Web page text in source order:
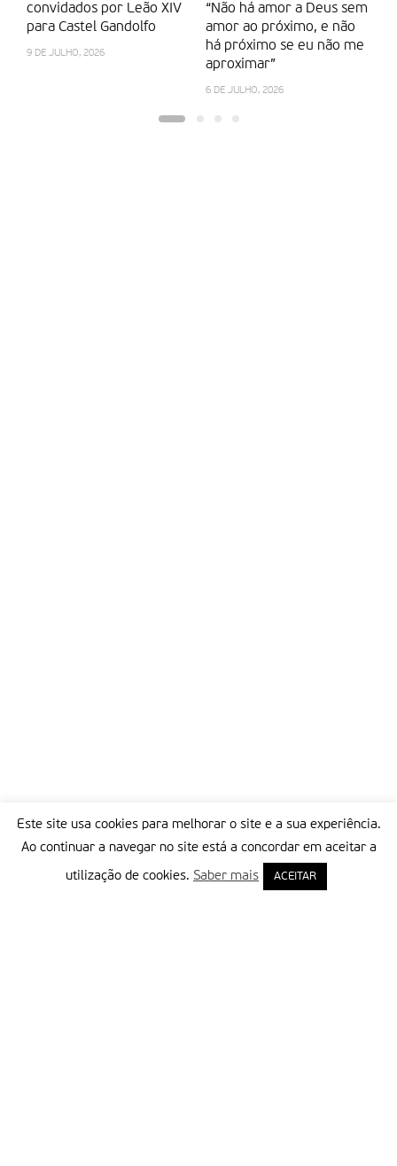
Partilhar isto:
convidados por Leão XIV
para Castel Gandolfo
9 DE JULHO, 2026
“Não há amor a Deus sem
amor ao próximo, e não
há próximo se eu não me
aproximar”
6 DE JULHO, 2026
Este site usa cookies para melhorar o site e a sua experiência.
Ao continuar a navegar no site está a concordar em aceitar a
utilização de cookies. Saber mais ACEITAR